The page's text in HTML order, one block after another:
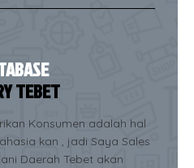
TEBET
Konsumen adalah hal
kan , jadi Saya Sales
Daerah Tebet akan